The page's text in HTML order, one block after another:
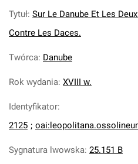
Tytuł: Sur Le Danube Et Les
Contre Les Daces.
Twórca: Danube
Rok wydania: XVIII w.
Identyfikator:
2125 ;
Sygnatura lwowska: 25.151 B